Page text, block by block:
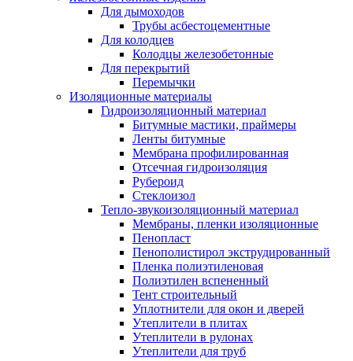
Для дымоходов
Трубы асбестоцементные
Для колодцев
Колодцы железобетонные
Для перекрытий
Перемычки
Изоляционные материалы
Гидроизоляционный материал
Битумные мастики, праймеры
Ленты битумные
Мембрана профилированная
Отсечная гидроизоляция
Рубероид
Стеклоизол
Тепло-звукоизоляционный материал
Мембраны, пленки изоляционные
Пенопласт
Пенополистирол экструдированный
Пленка полиэтиленовая
Полиэтилен вспененный
Тент строительный
Уплотнители для окон и дверей
Утеплители в плитах
Утеплители в рулонах
Утеплители для труб